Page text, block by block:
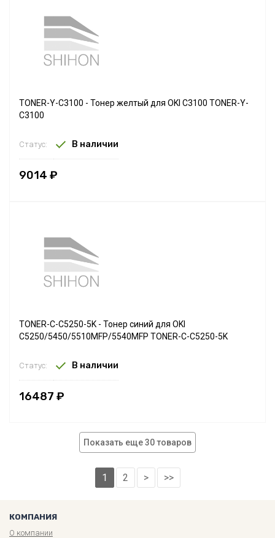
TONER-Y-C3100 - Тонер желтый для OKI C3100 TONER-Y-
C3100
Статус: В наличии
9014 ₽
TONER-C-C5250-5K - Тонер синий для OKI
C5250/5450/5510MFP/5540MFP TONER-C-C5250-5K
Статус: В наличии
16487 ₽
Показать еще 30 товаров
1 2 > >>
КОМПАНИЯ
О компании